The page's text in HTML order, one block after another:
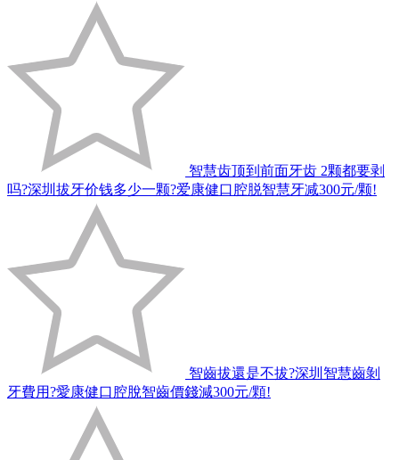
智慧齿顶到前面牙齿 2颗都要剥
吗?深圳拔牙价钱多少一颗?爱康健口腔脱智慧牙减300元/颗!
智齒拔還是不拔?深圳智慧齒剝
牙費用?愛康健口腔脫智齒價錢減300元/顆!